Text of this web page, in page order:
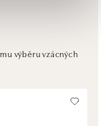
výběru vzácných